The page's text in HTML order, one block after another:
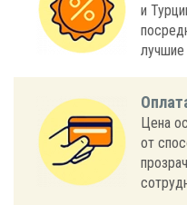
и
лучшие
Цена
от